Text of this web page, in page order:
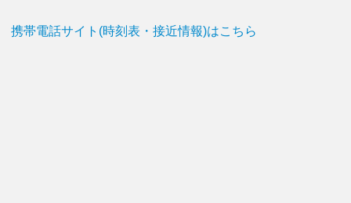
携帯電話サイト(時刻表・接近情報)はこちら